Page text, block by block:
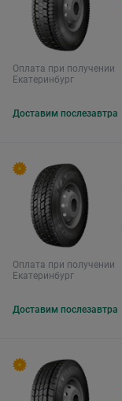
Оплата при получении
Екатеринбург
Доставим послезавтра
Оплата при получении
Екатеринбург
Доставим послезавтра